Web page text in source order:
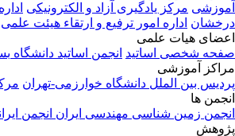
مرکز یادگیری آزاد و الکترونیکی
اداره امور ترفیع و ارتقاء هیئت علمی
هیات علمی
شخصی اساتید انجمن اساتید دانشگاه
آموزشی
بین الملل دانشگاه خوارزمی-تهران
ها
زمین شناسی مهندسی ایرانانجمن